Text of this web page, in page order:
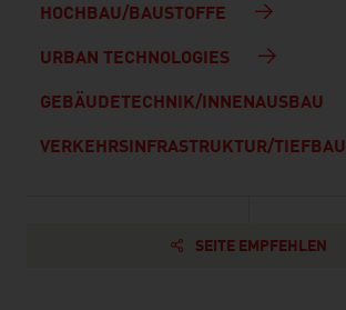
HOCHBAU/BAUSTOFFE
URBAN TECHNOLOGIES
GEBÄUDETECHNIK/INNENAUSBAU
VERKEHRSINFRASTRUKTUR/TIEFBAU
SEITE EMPFEHLEN